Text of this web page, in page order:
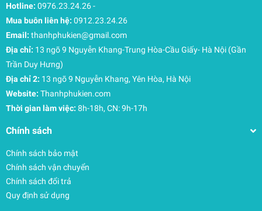
quyết định đúng đắn nhất. Khi mua kính cường
lực cho Surface Pro 10 của thương hiệu JRC tại
cửa hàng thanhphukien.com, quý khách hàng sẽ
nhận được những CAM KẾT, ưu đãi chưa từng
có như:
Hotline: 0976.23.24.26-
Mua buôn liên hệ: 0912.23.24.26
Email: thanhphukien@gmail.com
Địa chỉ: 13 ngõ 9 Nguyễn Khang-Trung Hòa-Cầu Giấy- Hà Nội (Gần
Trần Duy Hưng)
Địa chỉ 2: 13 ngõ 9 Nguyễn Khang, Yên Hòa, Hà Nội
Website: Thanhphukien.com
Thời gian làm việc: 8h-18h, CN: 9h-17h
Chính sách
Chính sách bảo mật
Chính sách vận chuyển
Chính sách đổi trả
Quy định sử dụng